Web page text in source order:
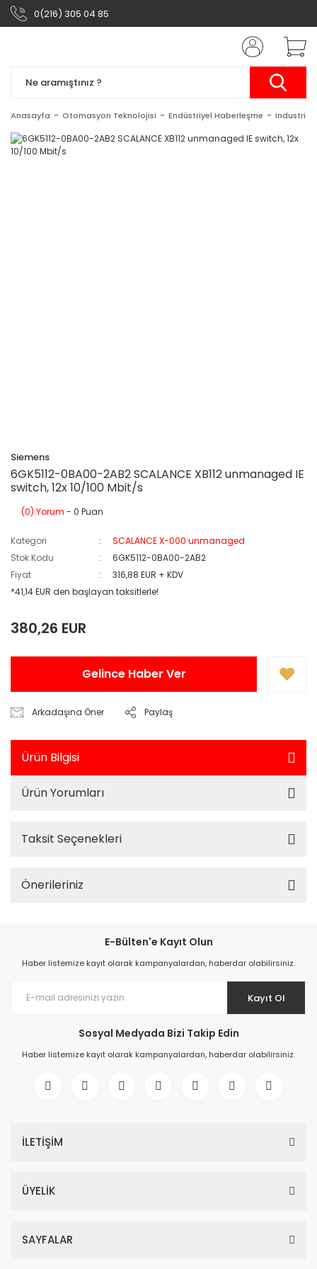
0(216) 305 04 85
Anasayfa Otomasyon Teknolojisi Endüstriyel Haberleşme Industrial
Siemens
6GK5112-0BA00-2AB2 SCALANCE XB112 unmanaged IE
switch, 12x 10/100 Mbit/s
(0) Yorum - 0 Puan
Kategori
SCALANCE X-000 unmanaged
Stok Kodu
6GK5112-0BA00-2AB2
Fiyat
316,88 EUR + KDV
*41,14 EUR den başlayan taksitlerle!
380,26 EUR
Gelince Haber Ver
Arkadaşına Öner Paylaş
Ürün Bilgisi
Ürün Yorumları
Taksit Seçenekleri
Önerileriniz
E-Bülten'e Kayıt Olun
Haber listemize kayıt olarak kampanyalardan, haberdar olabilirsiniz.
Kayıt Ol
Sosyal Medyada Bizi Takip Edin
Haber listemize kayıt olarak kampanyalardan, haberdar olabilirsiniz.
İLETİŞİM
ÜYELİK
SAYFALAR